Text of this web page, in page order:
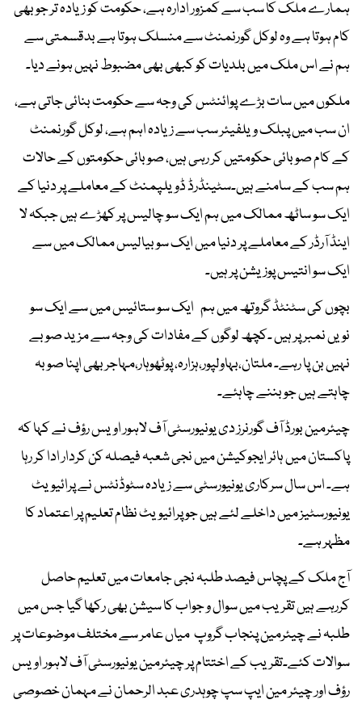
ہمارے ملک کا سب سے کمزور ادارہ ہے، حکومت کو زیادہ تر جو بھی
کام ہوتا ہے وہ لوکل گورنمنٹ سے منسلک ہوتا ہے بدقسمتی سے
ہم نے اس ملک میں بلدیات کو کبھی بھی مضبوط نہیں ہونے دیا۔
ملکوں میں سات بڑے پوائنٹس کی وجہ سے حکومت بنائی جاتی ہے،
ان سب میں پبلک ویلفیئر سب سے زیادہ اہم ہے، لوکل گورنمنٹ
کے کام صوبائی حکومتیں کر رہی ہیں، صوبائی حکومتوں کے حالات
ہم سب کے سامنے ہیں۔سٹینڈرڈ ڈویلپمنٹ کے معاملے پر دنیا کے
ایک سو ساٹھ ممالک میں ہم ایک سو چالیس پر کھڑے ہیں جبکہ لا
اینڈ آرڈر کے معاملے پر دنیا میں ایک سو بیالیس ممالک میں سے
ایک سو انتیس پوزیشن پر ہیں۔
بچوں کی سٹنٹڈ گروتھ میں ہم ایک سو ستائیس میں سے ایک سو
نویں نمبر پر ہیں ۔کچھ لوگوں کے مفادات کی وجہ سے مزید صوبے
نہیں بن پا رہے۔ ملتان،بہاولپور،ہزارہ، پوٹھوہار،مہاجر بھی اپنا صوبہ
چاہتے ہیں جو بننے چاہئے۔
چیئرمین بورڈ آف گورنرز دی یونیورسٹی آف لاہور اویس رؤف نے کہا کہ
پاکستان میں ہائر ایجوکیشن میں نجی شعبہ فیصلہ کن کردار ادا کر رہا
ہے۔ اس سال سرکاری یونیورسٹی سے زیادہ سٹوڈنٹس نے پرائیویٹ
یونیورسٹیز میں داخلے لئے ہیں جو پرائیویٹ نظام تعلیم پر اعتماد کا
مظہر ہے۔
آج ملک کے پچاس فیصد طلبہ نجی جامعات میں تعلیم حاصل
کررہے ہیں تقریب میں سوال و جواب کا سیشن بھی رکھا گیا جس میں
طلبہ نے چیئرمین پنجاب گروپ میاں عامر سے مختلف موضوعات پر
سوالات کئے۔تقریب کے اختتام پر چیئرمین یونیورسٹی آف لاہور اویس
رؤف اور چیئر مین ایپ سپ چوہدری عبد الرحمان نے مہمان خصوصی